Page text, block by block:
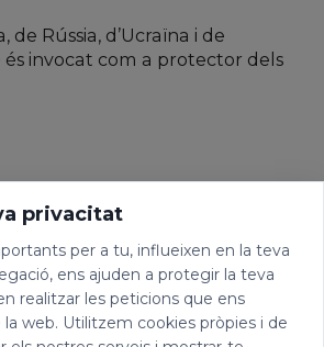
de Rússia, d’Ucraïna i de
és invocat com a protector dels
privacitat
per a tu, influeixen en la teva
ens ajuden a protegir la teva
realitzar les peticions que ens
la web. Utilitzem cookies pròpies i de